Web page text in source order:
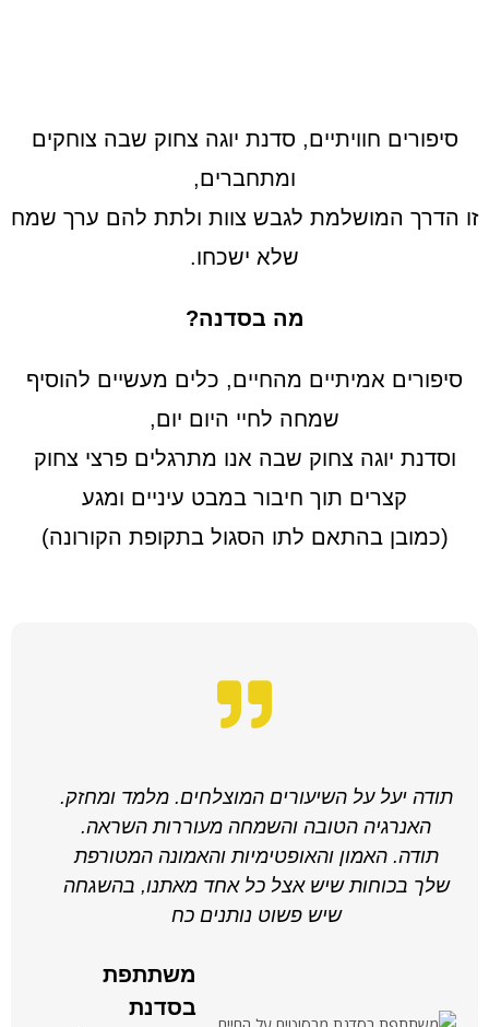
סיפורים חוויתיים, סדנת יוגה צחוק שבה צוחקים
ומתחברים,
זו הדרך המושלמת לגבש צוות ולתת להם ערך שמח
שלא ישכחו.
מה בסדנה?
סיפורים אמיתיים מהחיים, כלים מעשיים להוסיף
שמחה לחיי היום יום,
וסדנת יוגה צחוק שבה אנו מתרגלים פרצי צחוק
קצרים תוך חיבור במבט עיניים ומגע
(כמובן בהתאם לתו הסגול בתקופת הקורונה)
תודה יעל על השיעורים המוצלחים. מלמד ומחזק.
האנרגיה הטובה והשמחה מעוררות השראה.
תודה. האמון והאופטימיות והאמונה המטורפת
שלך בכוחות שיש אצל כל אחד מאתנו, בהשגחה
שיש פשוט נותנים כח
משתתפת
בסדנת